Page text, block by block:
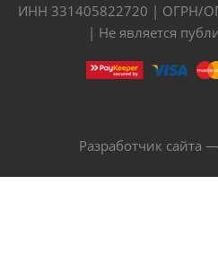
ИНН 331405822720 | ОГРН/
| Не является
Разработчик сайта —